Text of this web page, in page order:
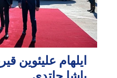
ایلهام علیئوین